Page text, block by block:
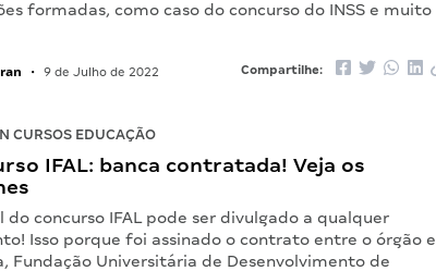
formadas, como caso do concurso do INSS e muito
• 9 de Julho de 2022 Compartilhe:
CURSOS EDUCAÇÃO
IFAL: banca contratada! Veja os
do concurso IFAL pode ser divulgado a qualquer
Isso porque foi assinado o contrato entre o órgão e
Fundação Universitária de Desenvolvimento de